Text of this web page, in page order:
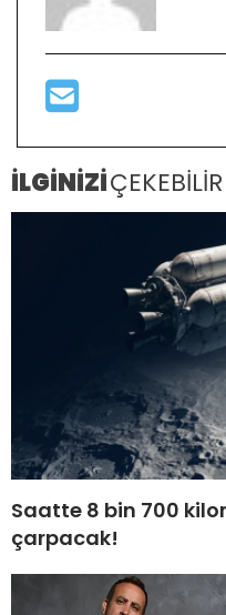
İLGİNİZİÇEKEBİLİR
Saatte 8 bin 700
çarpacak!